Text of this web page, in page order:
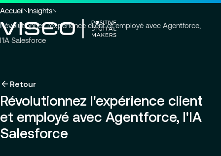
tête
Services
Voir tous les services
Services
Data Analytics & IA
Secteurs d'activités
À propos
À propos
Qui sommes nous
Gouvernance
Carrières
Travailler avec nous
Recherche
d'insights,
Vous
êtes
ici
Accueil Insights
Révolutionnez l'expérience client et employé avec Agentforce,
l'IA Salesforce
Retour
Révolutionnez l'expérience client
et employé avec Agentforce, l'IA
Salesforce